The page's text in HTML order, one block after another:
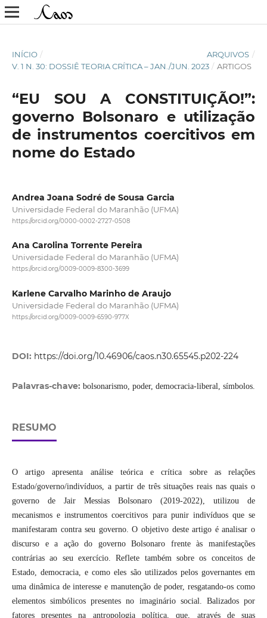
INÍCIO / ARQUIVOS /
V. 1 N. 30: DOSSIÊ TEORIA CRÍTICA – JAN./JUN. 2023 / ARTIGOS
“EU SOU A CONSTITUIÇÃO!”:
governo Bolsonaro e utilização
de instrumentos coercitivos em
nome do Estado
Andrea Joana Sodré de Sousa Garcia
Universidade Federal do Maranhão (UFMA)
https://orcid.org/0000-0002-2727-0508
Ana Carolina Torrente Pereira
Universidade Federal do Maranhão (UFMA)
https://orcid.org/0009-0009-8300-3699
Karlene Carvalho Marinho de Araujo
Universidade Federal do Maranhão (UFMA)
https://orcid.org/0009-0009-6590-977X
DOI: https://doi.org/10.46906/caos.n30.65545.p202-224
Palavras-chave: bolsonarismo, poder, democracia-liberal, símbolos.
RESUMO
O artigo apresenta análise teórica e crítica sobre as relações
Estado/governo/indivíduos, a partir de três situações reais nas quais o
governo de Jair Messias Bolsonaro (2019-2022), utilizou de
mecanismos e instrumentos coercitivos para punir indivíduos que se
manifestaram contra seu governo. O objetivo deste artigo é analisar o
discurso e a ação do governo Bolsonaro frente às manifestações
contrárias ao seu exercício. Reflete também sobre os conceitos de
Estado, democracia, e como eles são utilizados pelos governantes em
uma dinâmica de interesse e manutenção de poder, resgatando-os como
elementos simbólicos presentes no imaginário social. Balizados por
fatores presentes na antropologia política, que, através de suas